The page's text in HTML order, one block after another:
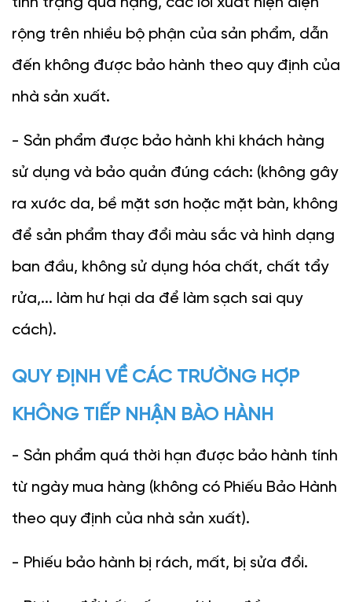
rộng trên nhiều bộ phận của sản phẩm, dẫn
đến không được bảo hành theo quy định của
nhà sản xuất.
- Sản phẩm được bảo hành khi khách hàng
sử dụng và bảo quản đúng cách: (không gây
ra xước da, bề mặt sơn hoặc mặt bàn, không
để sản phẩm thay đổi màu sắc và hình dạng
ban đầu, không sử dụng hóa chất, chất tẩy
rửa,... làm hư hại da để làm sạch sai quy
cách).
QUY ĐỊNH VỀ CÁC TRƯỜNG HỢP
KHÔNG TIẾP NHẬN BÀO HÀNH
- Sản phẩm quá thời hạn được bảo hành tính
từ ngày mua hàng (không có Phiếu Bảo Hành
theo quy định của nhà sản xuất).
- Phiếu bảo hành bị rách, mất, bị sửa đổi.